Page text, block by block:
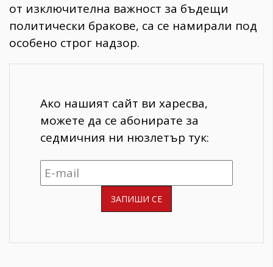
от изключителна важност за бъдещи
политически бракове, са се намирали под
особено строг надзор.
Ако нашият сайт ви харесва,
можете да се абонирате за
седмичния ни нюзлетър тук: